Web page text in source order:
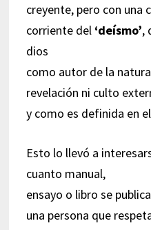
creyente, pero con una
corriente del ‘deísmo’,
dios
como autor de la
revelación ni culto
y como es definida en
Esto lo llevó a
cuanto manual,
ensayo o libro se
una persona que